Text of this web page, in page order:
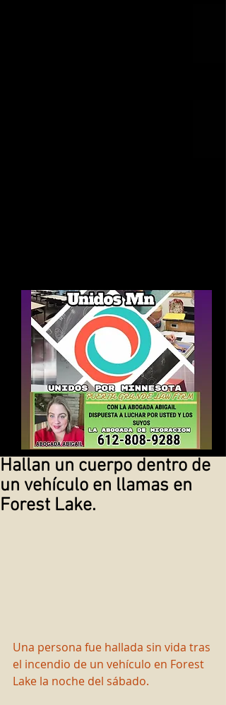
Hallan un cuerpo dentro de
un vehículo en llamas en
Forest Lake.
Una persona fue hallada sin vida tras
el incendio de un vehículo en Forest
Lake la noche del sábado.